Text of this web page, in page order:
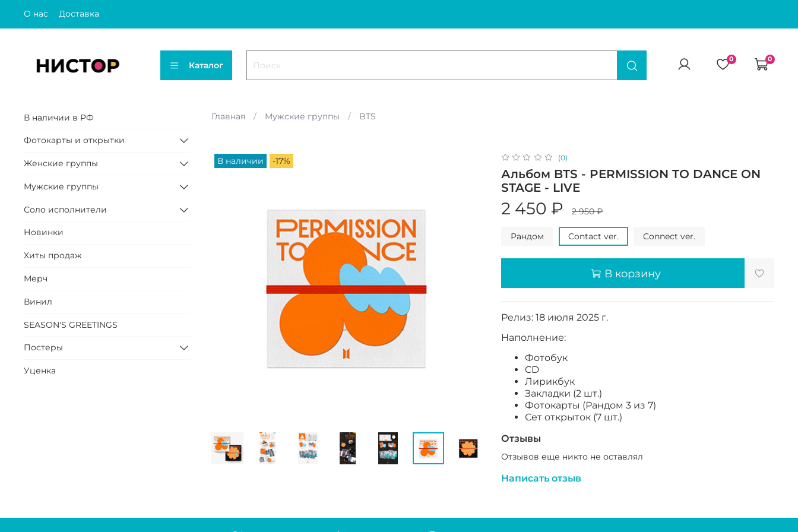
О нас Доставка
Каталог
0 0
Главная Мужские группы BTS
В наличии -17% (0)
Альбом BTS - PERMISSION TO DANCE ON
STAGE - LIVE
2 450 ₽ 2 950 ₽
Рандом Contact ver. Connect ver.
В корзину
Релиз: 18 июля 2025 г.
Наполнение:
Фотобук
CD
Лирикбук
Закладки (2 шт.)
Фотокарты (Рандом 3 из 7)
Сет открыток (7 шт.)
Отзывы
Отзывов еще никто не оставлял
Написать отзыв
В наличии в РФ
Фотокарты и открытки
Женские группы
Мужские группы
Соло исполнители
Новинки
Хиты продаж
Мерч
Винил
SEASON'S GREETINGS
Постеры
Уценка